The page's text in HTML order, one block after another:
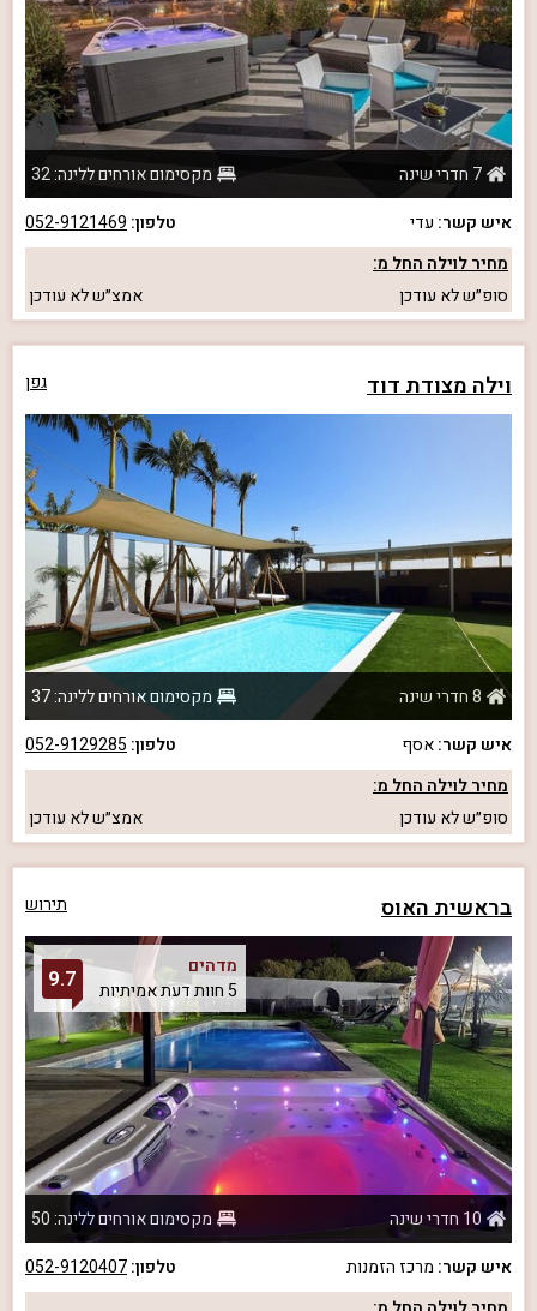
7 חדרי שינה
מקסימום אורחים ללינה: 32
איש קשר: עדי טלפון: 052-9121469
מחיר לוילה החל מ:
סופ״שלא עודכן אמצ״שלא עודכן
וילה מצודת דוד גפן
8 חדרי שינה
מקסימום אורחים ללינה: 37
איש קשר:אסף טלפון: 052-9129285
מחיר לוילה החל מ:
סופ״שלא עודכן אמצ״שלא עודכן
בראשית האוס תירוש
מדהים
5 חוות דעת אמיתיות
9.7
10 חדרי שינה
מקסימום אורחים ללינה: 50
איש קשר: מרכז הזמנות טלפון:052-9120407